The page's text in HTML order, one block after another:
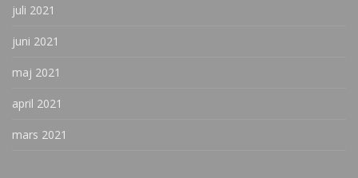
juli 2021
juni 2021
maj 2021
april 2021
mars 2021